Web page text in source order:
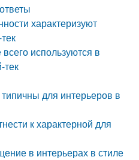
характеризуют
используются в
тек
для интерьеров в
к характерной для
в интерьерах в стиле